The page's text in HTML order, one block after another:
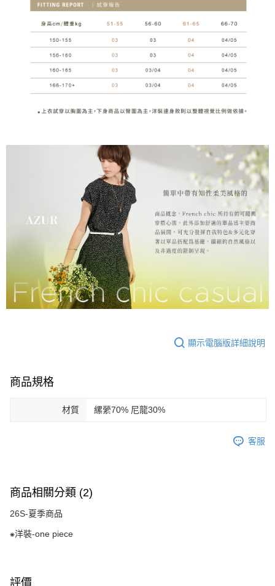
顯示電腦版詳細說明
商品規格
材質 縲縈70% 尼龍30%
客服
商品相關分類 (2)
26S-夏季商品
⁕洋裝-one piece
評價